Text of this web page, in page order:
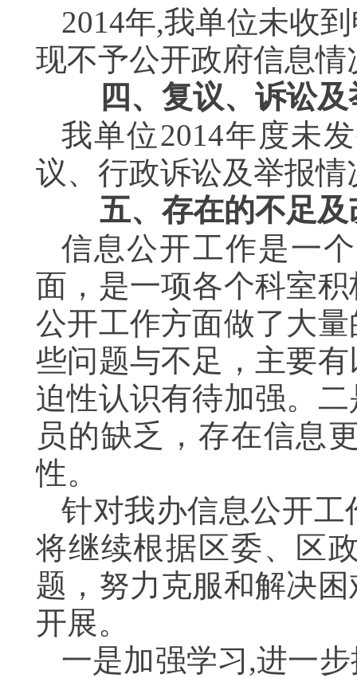
2014年,我单位未收
现不予公开政府信息情
四、复议、诉讼及
我单位2014年度未
议、行政诉讼及举报情
五、存在的不足及
信息公开工作是一
面，是一项各个科室
公开工作方面做了大
些问题与不足，主要
迫性认识有待加强。 二
员的缺乏，存在信息
性。
针对我办信息公开
将继续根据区委、区
题，努力克服和解决
开展。
一是加强学习,进一